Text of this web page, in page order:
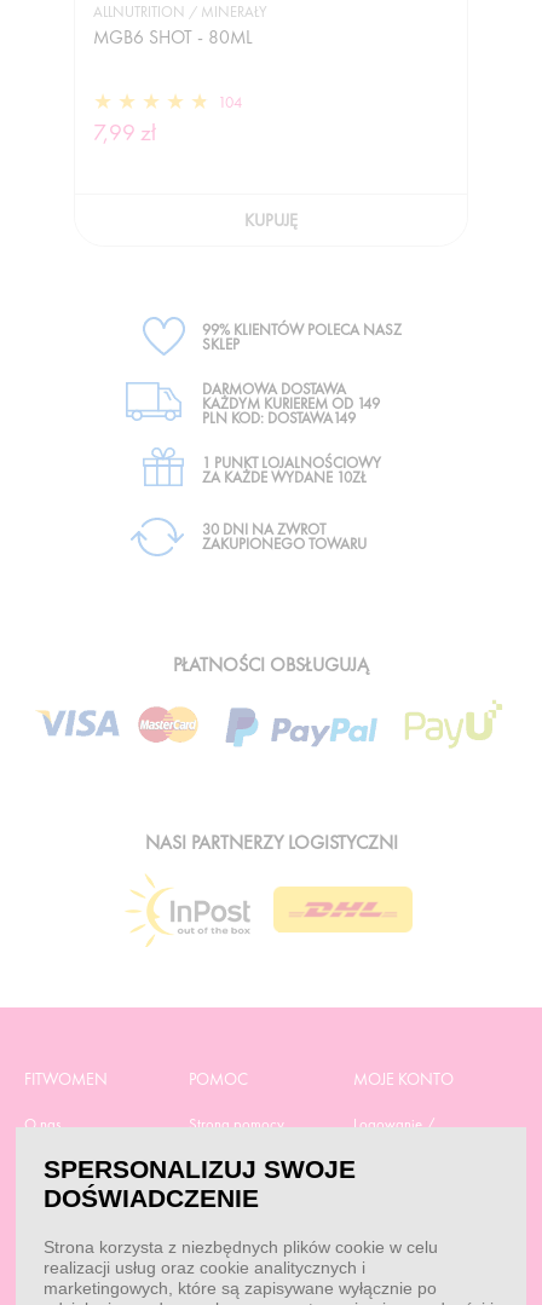
ALLNUTRITION / MINERAŁY
MGB6 SHOT - 80ML
104
7,99 zł
KUPUJĘ
99% KLIENTÓW POLECA NASZ
SKLEP
DARMOWA DOSTAWA
KAŻDYM KURIEREM OD 149
PLN KOD: DOSTAWA149
1 PUNKT LOJALNOŚCIOWY
ZA KAŻDE WYDANE 10ZŁ
30 DNI NA ZWROT
ZAKUPIONEGO TOWARU
PŁATNOŚCI OBSŁUGUJĄ
NASI PARTNERZY LOGISTYCZNI
FITWOMEN
O nas
RODO
Obowiązek
Dane do przelewu
Przepisy
POMOC
Strona pomocy
Regulamin zakupów
Aktualne promocje
Reklamacje i zwroty
Dobór suplementacji
Kontakt
MOJE KONTO
Logowanie /
Moje zamówienia
SPERSONALIZUJ SWOJE
DOŚWIADCZENIE
Strona korzysta z niezbędnych plików cookie w celu
realizacji usług oraz cookie analitycznych i
marketingowych, które są zapisywane wyłącznie po